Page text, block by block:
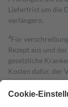
Lieferfrist um die
verlängern.
4Für
Rezept aus und
gesetzliche
Kosten dafür, der
mit.
Grundsätzlich